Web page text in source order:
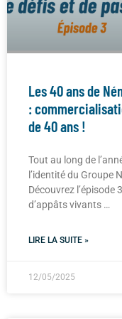
Les 40 ans de
:
de 40 ans !
Tout au long de
l’identité du Groupe
Découvrez l’épisode
d’appâts vivants …
LIRE LA SUITE »
12/05/2025